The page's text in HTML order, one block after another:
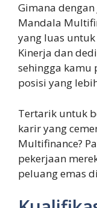
Gimana dengan
Mandala
yang luas
Kinerja dan
sehingga kamu
posisi yang
Tertarik untuk
karir yang
Multifinance?
pekerjaan
peluang emas